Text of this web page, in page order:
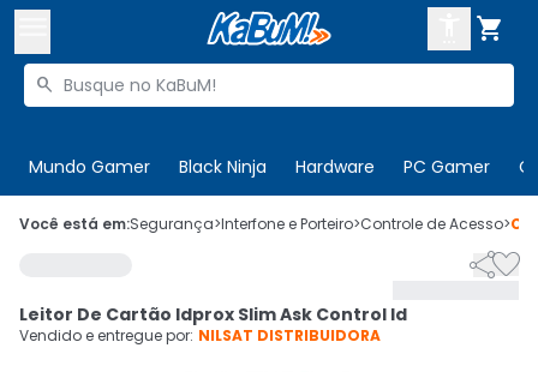

Buscar produtos

Mundo Gamer Black Ninja Hardware PC Gamer
 Olá. Acesse sua conta
Cupons
CADASTRE-SE
Você está em:Segurança>Interfone e Porteiro>Controle de Acesso>

Leitor De Cartão Idprox Slim Ask Control Id
Vendido e entregue por: NILSAT DISTRIBUIDORA